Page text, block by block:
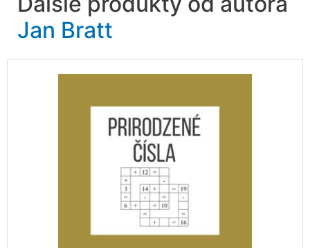
Jan Bratt